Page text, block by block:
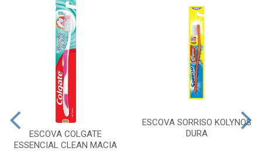
ESCOVA COLGATE
ESSENCIAL CLEAN MACIA
ESCOVA SORRISO KOLYNOS
DURA